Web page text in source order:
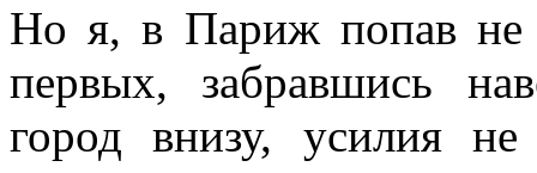
Но я, в Париж попав не
первых, забравшись
город внизу, усилия